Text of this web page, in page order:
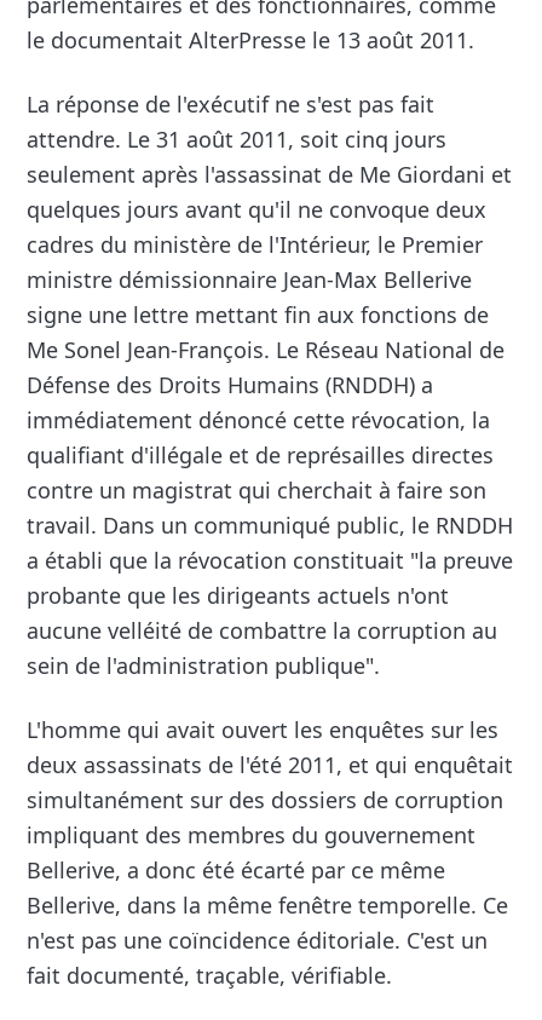
le documentait AlterPresse le 13 août 2011.
La réponse de l'exécutif ne s'est pas fait
attendre. Le 31 août 2011, soit cinq jours
seulement après l'assassinat de Me Giordani et
quelques jours avant qu'il ne convoque deux
cadres du ministère de l'Intérieur, le Premier
ministre démissionnaire Jean-Max Bellerive
signe une lettre mettant fin aux fonctions de
Me Sonel Jean-François. Le Réseau National de
Défense des Droits Humains (RNDDH) a
immédiatement dénoncé cette révocation, la
qualifiant d'illégale et de représailles directes
contre un magistrat qui cherchait à faire son
travail. Dans un communiqué public, le RNDDH
a établi que la révocation constituait "la preuve
probante que les dirigeants actuels n'ont
aucune velléité de combattre la corruption au
sein de l'administration publique".
L'homme qui avait ouvert les enquêtes sur les
deux assassinats de l'été 2011, et qui enquêtait
simultanément sur des dossiers de corruption
impliquant des membres du gouvernement
Bellerive, a donc été écarté par ce même
Bellerive, dans la même fenêtre temporelle. Ce
n'est pas une coïncidence éditoriale. C'est un
fait documenté, traçable, vérifiable.